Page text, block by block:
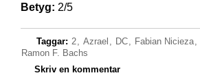
Betyg: 2/5
Taggar: 2, Azrael , DC, Fabian Nicieza,
Ramon F. Bachs
Skriv en kommentar